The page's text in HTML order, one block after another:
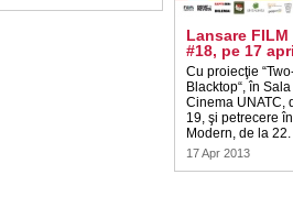
Lansare FILM
#18, pe 17
Cu proiecţie
Blacktop“, în
Cinema UNATC,
19, şi petrecere
Modern, de la 22.
17 Apr 2013